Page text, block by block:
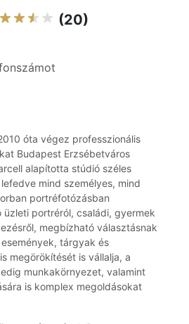
(20)
óta végez professzionális
Budapest Erzsébetváros
alapította stúdió széles
mind személyes, mind
portréfotózásban
portréról, családi, gyermek
megbízható választásnak
tárgyak és
megörökítését is vállalja, a
munkakörnyezet, valamint
is komplex megoldásokat